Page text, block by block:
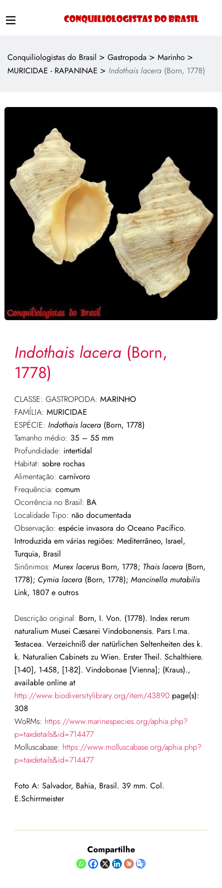
Conquiliologistas do Brasil > Gastropoda > Marinho >
MURICIDAE - RAPANINAE > Indothais lacera (Born, 1778)
Indothais lacera(Born,
1778)
CLASSE: GASTROPODA: MARINHO
FAMÍLIA: MURICIDAE
ESPÉCIE: Indothais lacera(Born, 1778)
Tamanho médio: 35 – 55 mm
Profundidade: intertidal
Habitat: sobre rochas
Alimentação: carnívoro
Frequência: comum
Ocorrência no Brasil: BA
Localidade Tipo: não documentada
Observação: espécie invasora do Oceano Pacífico.
Introduzida em várias regiões: Mediterrâneo, Israel,
Turquia, Brasil
Sinônimos: Murex lacerus Born, 1778; Thais lacera (Born,
1778); Cymialacera (Born, 1778); Mancinella mutabilis
Link, 1807 e outros
Descrição original: Born, I. Von. (1778). Index rerum
naturalium Musei Cæsarei Vindobonensis. Pars I.ma.
Testacea. Verzeichniß der natürlichen Seltenheiten des k.
k. Naturalien Cabinets zu Wien. Erster Theil. Schalthiere.
[1-40], 1-458, [1-82]. Vindobonae [Vienna]; (Kraus).,
available online at
http://www.biodiversitylibrary.org/item/43890page(s):
308
WoRMs: https://www.marinespecies.org/aphia.php?
p=taxdetails&id=714477
Molluscabase: https://www.molluscabase.org/aphia.php?
p=taxdetails&id=714477
Foto A: Salvador, Bahia, Brasil. 39 mm. Col.
E.Schirrmeister
Compartilhe